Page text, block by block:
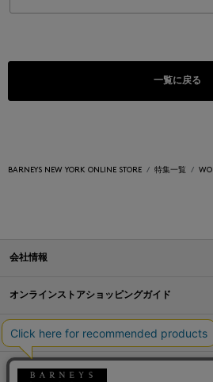
一覧に戻る
BARNEYS NEW YORK ONLINE STORE 特集一覧
会社情報
オンラインストアショッピングガイド
店舗情報
サービス